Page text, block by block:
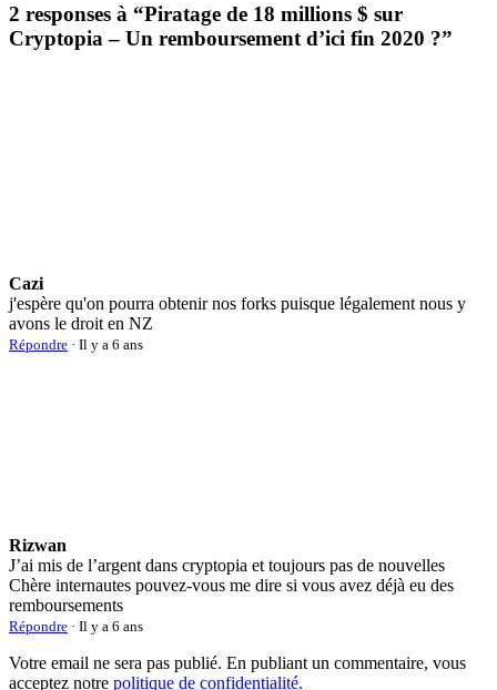
2 responses à “Piratage de 18 millions $ sur
Cryptopia – Un remboursement d’ici fin 2020 ?”
Cazi
j'espère qu'on pourra obtenir nos forks puisque légalement nous y
avons le droit en NZ
Répondre · Il y a 6 ans
Rizwan
J’ai mis de l’argent dans cryptopia et toujours pas de nouvelles
Chère internautes pouvez-vous me dire si vous avez déjà eu des
remboursements
Répondre · Il y a 6 ans
Votre email ne sera pas publié. En publiant un commentaire, vous
acceptez notre politique de confidentialité.